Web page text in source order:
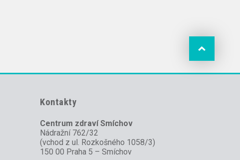
Kontakty
Centrum zdraví Smíchov
Nádražní 762/32
(vchod z ul. Rozkošného 1058/3)
150 00 Praha 5 – Smíchov